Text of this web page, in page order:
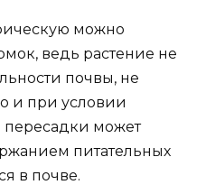
можно
ведь растение не
почвы, не
и при условии
пересадки может
питательных
в почве.